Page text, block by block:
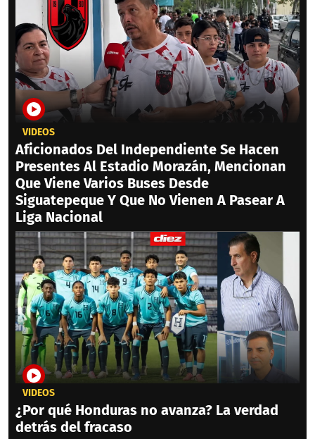
VIDEOS
Aficionados Del Independiente Se Hacen
Presentes Al Estadio Morazán, Mencionan
Que Viene Varios Buses Desde
Siguatepeque Y Que No Vienen A Pasear A
Liga Nacional
VIDEOS
¿Por qué Honduras no avanza? La verdad
detrás del fracaso